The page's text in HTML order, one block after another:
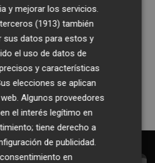
la actualidad de
en tu correo
suscribirme
y mejorar los servicios.
(1913) también
sus datos para estos y
el uso de datos de
y características
elecciones se aplican
Algunos proveedores
el interés legítimo en
tiene derecho a
de publicidad.
en